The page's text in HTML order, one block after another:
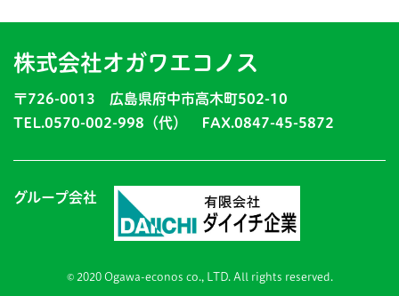
株式会社オガワエコノス
〒726-0013 広島県府中市高木町502-10
TEL.0570-002-998（代） FAX.0847-45-5872
グループ会社
© 2020 Ogawa-econos co., LTD. All rights reserved.